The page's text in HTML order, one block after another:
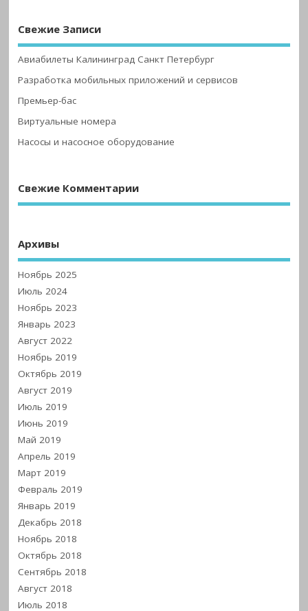
Свежие Записи
Авиабилеты Калининград Санкт Петербург
Разработка мобильных приложений и сервисов
Премьер-бас
Виртуальные номера
Насосы и насосное оборудование
Свежие Комментарии
Архивы
Ноябрь 2025
Июль 2024
Ноябрь 2023
Январь 2023
Август 2022
Ноябрь 2019
Октябрь 2019
Август 2019
Июль 2019
Июнь 2019
Май 2019
Апрель 2019
Март 2019
Февраль 2019
Январь 2019
Декабрь 2018
Ноябрь 2018
Октябрь 2018
Сентябрь 2018
Август 2018
Июль 2018